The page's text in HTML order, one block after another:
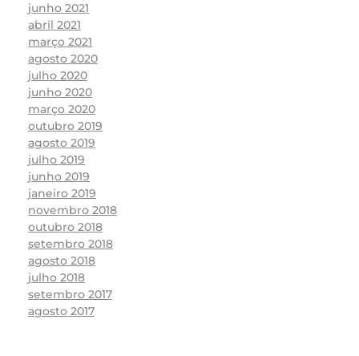
junho 2021
abril 2021
março 2021
agosto 2020
julho 2020
junho 2020
março 2020
outubro 2019
agosto 2019
julho 2019
junho 2019
janeiro 2019
novembro 2018
outubro 2018
setembro 2018
agosto 2018
julho 2018
setembro 2017
agosto 2017